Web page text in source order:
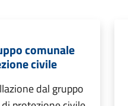
comunale
civile
dal gruppo